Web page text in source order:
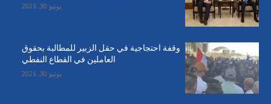
يونيو 30, 2026
وقفة احتجاجية في حقل الزبير للمطالبة بحقوق
العاملين في القطاع النفطي
يونيو 30, 2026